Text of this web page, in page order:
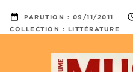
date_range PARUTION : 09/11/2011
COLLECTION : LITTÉRATURE